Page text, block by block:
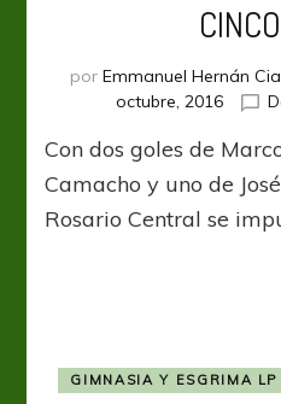
por Emmanuel Hernán
octubre, 2016
Con dos goles de
Camacho y uno de
Rosario Central se
GIMNASIA Y ESGRIMA LP